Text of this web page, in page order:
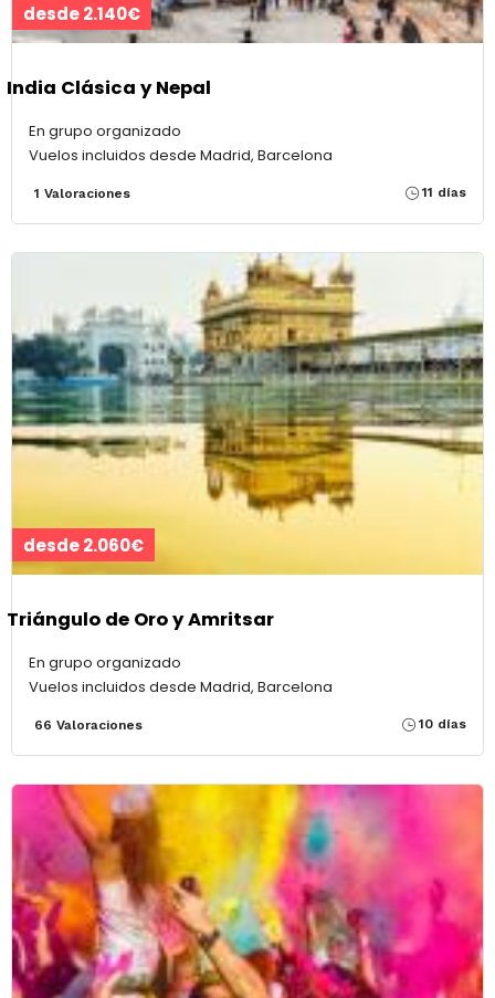
desde 2.140€
India Clásica y Nepal
En grupo organizado
Vuelos incluidos desde Madrid, Barcelona
1 Valoraciones 11 días
desde 2.060€
Triángulo de Oro y Amritsar
En grupo organizado
Vuelos incluidos desde Madrid, Barcelona
66 Valoraciones 10 días